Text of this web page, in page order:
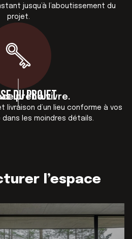
jusqu’à l’aboutissement du
projet.
du projet
prêt à vivre.
livraison d’un lieu conforme à vos
les moindres détails.
l’espace